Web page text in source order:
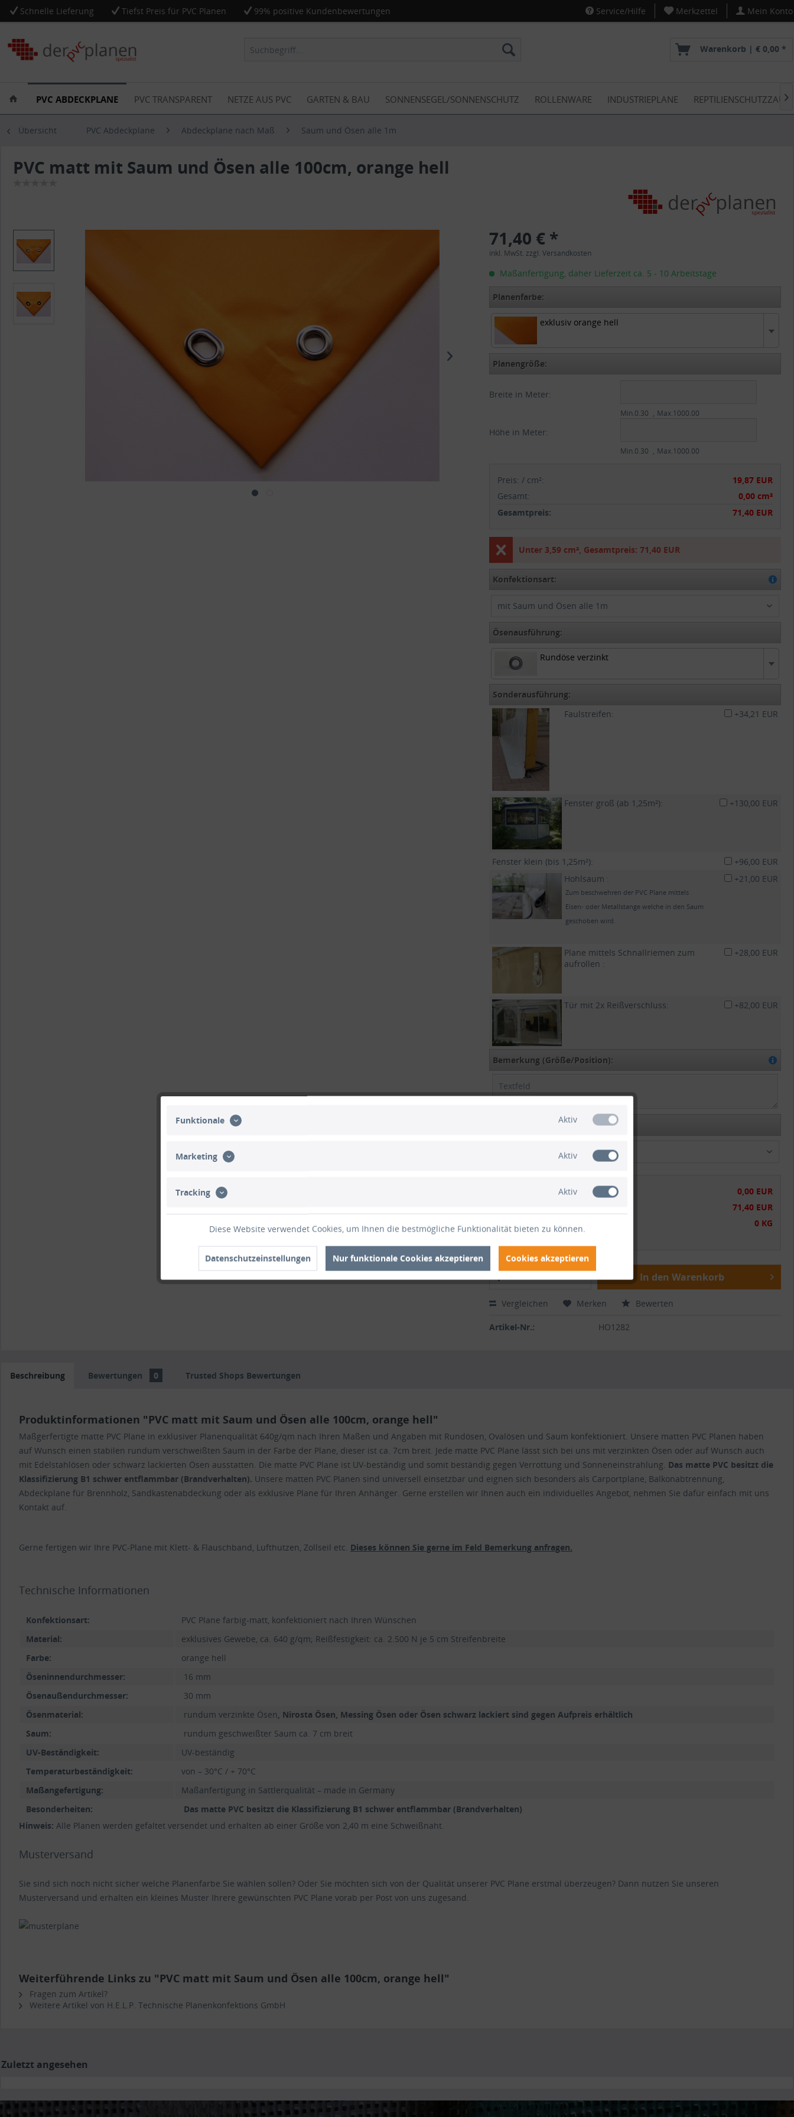
Schnelle Lieferung Tiefst Preis für PVC Planen 99% positive Kundenbewertungen Service/Hilfe Merkzettel Mein Konto
Warenkorb | € 0,00 *
PVC ABDECKPLANE PVC TRANSPARENT NETZE AUS PVC GARTEN & BAU SONNENSEGEL/SONNENSCHUTZ ROLLENWARE INDUSTRIEPLANE 
Übersicht PVC Abdeckplane Abdeckplane nach Maß Saum und Ösen alle 1m
PVC matt mit Saum und Ösen alle 100cm, orange hell
71,40 € *
inkl. MwSt. zzgl. Versandkosten
Maßanfertigung, daher Lieferzeit ca. 5 - 10 Arbeitstage
Planenfarbe:
exklusiv orange hellexklusiv orange hell
Planengröße:
Breite in Meter:
Min.0.30 Max.1000.00
Höhe in Meter:
Min.0.30 Max.1000.00
Preis: / cm²:
19,87 EUR
Gesamt:
0,00 cm²
Gesamtpreis:
71,40 EUR
Unter 3,59 cm², Gesamtpreis: 71,40 EUR
Konfektionsart:
mit Saum und Ösen alle 1m
Ösenausführung:
Rundöse verzinktRundöse verzinkt
Sonderausführung:
Faulstreifen:
+34,21 EUR
Fenster groß (ab 1,25m²): +130,00 EUR
Fenster klein (bis 1,25m²):
+96,00 EUR
Hohlsaum :
Zum beschwehren der PVC Plane mittels
Eisen- oder Metallstange welche in den Saum
geschoben wird.
+21,00 EUR
Plane mittels Schnallriemen zum
aufrollen :
+28,00 EUR
Tür mit 2x Reißverschluss: +82,00 EUR
Bemerkung (Größe/Position):
gefaltet versenden
Zwischensumme:
0,00 EUR
71,40 EUR
Gesamtgewicht:
0 KG
1 In den Warenkorb
Vergleichen Merken Bewerten
Artikel-Nr.: HO1282
Beschreibung Bewertungen 0 Trusted Shops Bewertungen
Produktinformationen "PVC matt mit Saum und Ösen alle 100cm, orange hell"
Maßgerfertigte matte PVC Plane in exklusiver Planenqualität 640g/qm nach Ihren Maßen und Angaben mit Rundösen, Ovalösen und Saum konfektioniert. Unsere matten PVC Planen haben
auf Wunsch einen stabilen rundum verschweißten Saum in der Farbe der Plane, dieser ist ca. 7cm breit. Jede matte PVC Plane lässt sich bei uns mit verzinkten Ösen oder auf Wunsch auch
mit Edelstahlösen oder schwarz lackierten Ösen ausstatten. Die matte PVC Plane ist UV-beständig und somit beständig gegen Verrottung und Sonneneinstrahlung. Das matte PVC besitzt die
Klassifizierung B1 schwer entflammbar (Brandverhalten). Unsere matten PVC Planen sind universell einsetzbar und eignen sich besonders als Carportplane, Balkonabtrennung,
Abdeckplane für Brennholz, Sandkastenabdeckung oder als exklusive Plane für Ihren Anhänger. Gerne erstellen wir Ihnen auch ein individuelles Angebot, nehmen Sie dafür einfach mit uns
Kontakt auf.
Gerne fertigen wir Ihre PVC-Plane mit Klett- & Flauschband, Lufthutzen, Zollseil etc. Dieses können Sie gerne im Feld Bemerkung anfragen.
Technische Informationen
Konfektionsart:
PVC Plane farbig-matt, konfektioniert nach Ihren Wünschen
Material:
exklusives Gewebe, ca. 640 g/qm; Reißfestigkeit: ca. 2.500 N je 5 cm Streifenbreite
Farbe:
orange hell
Öseninnendurchmesser:
16 mm
Ösenaußendurchmesser:
30 mm
Ösenmaterial:
rundum verzinkte Ösen , Nirosta Ösen, Messing Ösen oder Ösen schwarz lackiert sind gegen Aufpreis erhältlich
Saum:
rundum geschweißter Saum ca. 7 cm breit
UV-Beständigkeit:
UV-beständig
Temperaturbeständigkeit:
von – 30°C / + 70°C
Maßangefertigung:
Maßanfertigung in Sattlerqualität – made in Germany
Besonderheiten:
Das matte PVC besitzt die Klassifizierung B1 schwer entflammbar (Brandverhalten)
Hinweis: Alle Planen werden gefaltet versendet und erhalten ab einer Größe von 2,40 m eine Schweißnaht.
Musterversand
Sie sind sich noch nicht sicher welche Planenfarbe Sie wählen sollen? Oder Sie möchten sich von der Qualität unserer PVC Plane erstmal überzeugen? Dann nutzen Sie unseren
Musterversand und erhalten ein kleines Muster Ihrere gewünschten PVC Plane vorab per Post von uns zugesand.
Weiterführende Links zu "PVC matt mit Saum und Ösen alle 100cm, orange hell"
Fragen zum Artikel?
Weitere Artikel von H.E.L.P. Technische Planenkonfektions GmbH
Zuletzt angesehen
Funktionale Aktiv
Marketing Aktiv
Tracking Aktiv
Diese Website verwendet Cookies, um Ihnen die bestmögliche Funktionalität bieten zu können.
Datenschutzeinstellungen Nur funktionale Cookies akzeptieren Cookies akzeptieren